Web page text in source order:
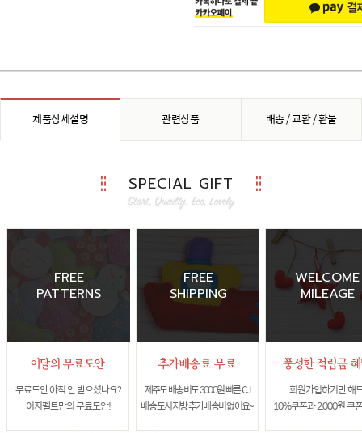
제품상세설명 관련상품 배송 / 교환 / 환불
SPECIAL GIFT
FREE
PATTERNS
무료도안 아직 안 받으셨나요?
이지펠트만의 무료도안!
FREE
SHIPPING
제주도 배송비도 3,000원 빠른 CJ
배송 도서지방 추가배송비 없어요~
WELCOME
MILEAGE
회원가입하기만 해
10%쿠폰과 2,000원 쿠